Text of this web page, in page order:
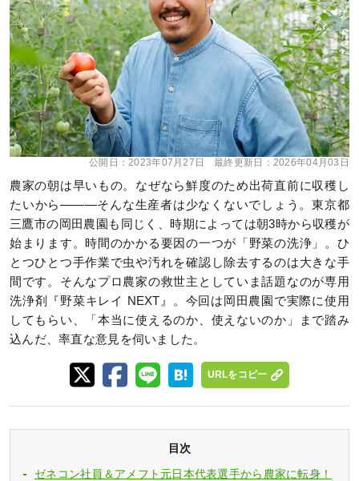
公開日：2023年07月27日 最終更新日： 2026年04月03日
農家の朝は早いもの。なぜなら鮮度のため出荷直前に収穫し
たいから―――そんな生産者は少なくないでしょう。東京都
三鷹市の岡田農園も同じく、時期によっては朝3時から収穫が
始まります。時間のかかる要因の一つが「野菜の洗浄」。ひ
とつひとつ手作業で虫や汚れを確認し除去するのは大きな手
間です。そんなプロ農家の救世主としていま話題なのが専用
洗浄剤『野菜キレイ NEXT』。今回は岡田農園で実際に使用
してもらい、「本当に使えるのか、使えないのか」まで踏み
込んだ、率直な意見を伺いました。
URLをコピー
目次
ゼネコン社員＆アメフト元日本代表選手から農家に転身！